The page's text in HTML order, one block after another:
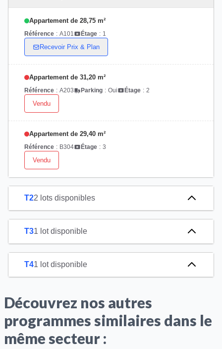
Appartement de 28,75 m²
Référence : A101 Étage : 1
Recevoir Prix & Plan
Appartement de 31,20 m²
Référence : A203 Parking : Oui Étage : 2
Vendu
Appartement de 29,40 m²
Référence : B304 Étage : 3
Vendu
T22 lots disponibles
T31 lot disponible
T41 lot disponible
Découvrez nos autres
programmes similaires dans le
même secteur :